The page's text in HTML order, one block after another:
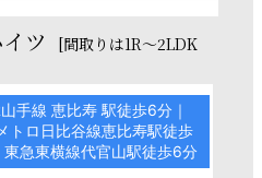
ツ
[間取りは1R～2LDK
手線 恵比寿 駅徒歩6分｜
トロ日比谷線恵比寿駅徒歩
東急東横線代官山駅徒歩6分